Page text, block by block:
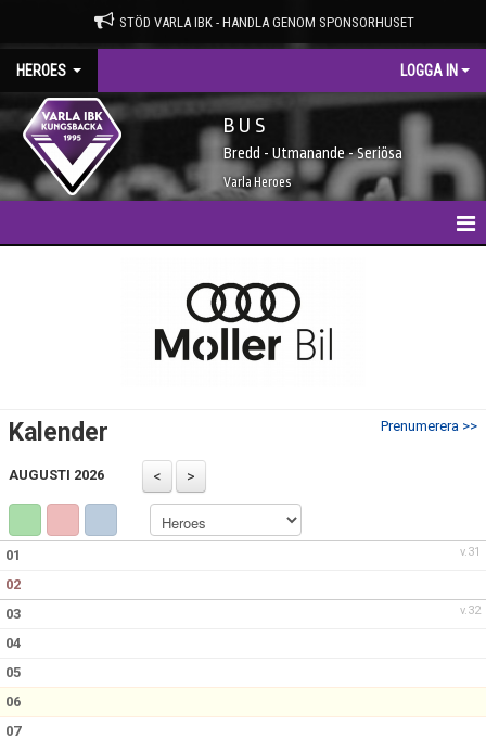
STÖD VARLA IBK - HANDLA GENOM SPONSORHUSET
HEROES LOGGA IN
B U S
Bredd - Utmanande - Seriösa
Varla Heroes
DOKUMENT
KONTAKT
MATCHER
Prenumerera >>
Kalender
AUGUSTI 2026
v.31
01
02
v.32
03
04
05
06
07